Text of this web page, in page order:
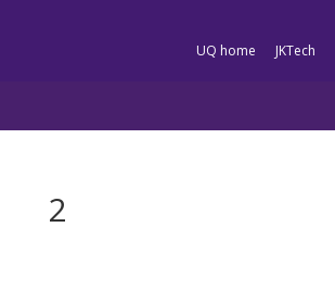
UQ home JKTech
2